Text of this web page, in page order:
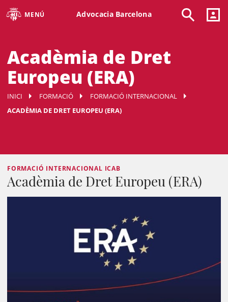
MENÚ Advocacia Barcelona
Acadèmia de Dret
Europeu (ERA)
INICI FORMACIÓ
FORMACIÓ INTERNACIONAL
ACADÈMIA DE DRET EUROPEU (ERA)
FORMACIÓ INTERNACIONAL ICAB
Acadèmia de Dret Europeu (ERA)